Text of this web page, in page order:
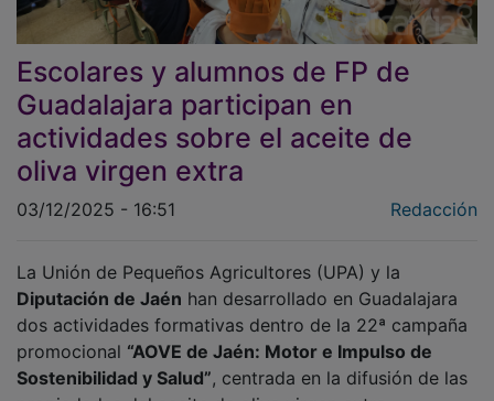
Escolares y alumnos de FP de
Guadalajara participan en
actividades sobre el aceite de
oliva virgen extra
03/12/2025 - 16:51
Diputación de Jaénhan desarrollado en Guadalajara
dos actividades formativas dentro de la 22ª campaña
promocional“AOVE de Jaén: Motor e Impulso de
Sostenibilidad y Salud” , centrada en la difusión de las
propiedades del aceite de oliva virgen extra.